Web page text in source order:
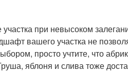
при невысоком
вашего участка не
просто учтите, что
яблоня и слива тоже